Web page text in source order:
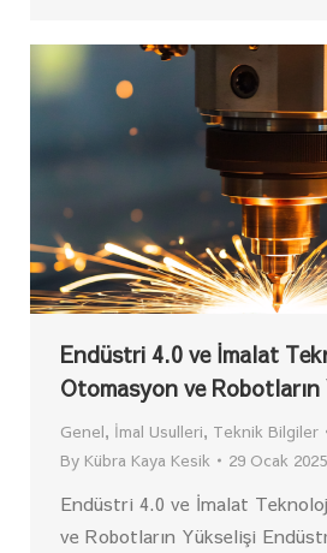
Endüstri 4.0 ve İmalat
Otomasyon ve Robotların
Genel, İmal Usulleri, Teknik Bilgiler
By Kübra Kaya Kesik 29 Ocak 2025
Endüstri 4.0 ve İmalat
ve Robotların Yükselişi